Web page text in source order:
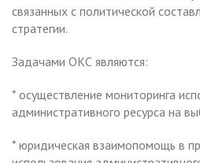
связанных с политической
стратегии.
Задачами ОКС являются:
* осуществление мониторинга
административного ресурса на
* юридическая взаимопомощь в